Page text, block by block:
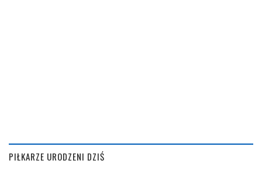
PIŁKARZE URODZENI DZIŚ